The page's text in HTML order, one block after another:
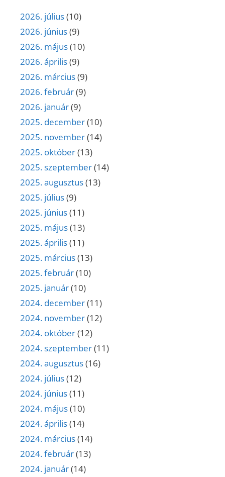
2026. július(10)
2026. június(9)
2026. május(10)
2026. április(9)
2026. március(9)
2026. február(9)
2026. január(9)
2025. december(10)
2025. november(14)
2025. október(13)
2025. szeptember(14)
2025. augusztus(13)
2025. július(9)
2025. június(11)
2025. május(13)
2025. április(11)
2025. március(13)
2025. február(10)
2025. január(10)
2024. december(11)
2024. november(12)
2024. október(12)
2024. szeptember(11)
2024. augusztus(16)
2024. július(12)
2024. június(11)
2024. május(10)
2024. április(14)
2024. március(14)
2024. február(13)
2024. január(14)